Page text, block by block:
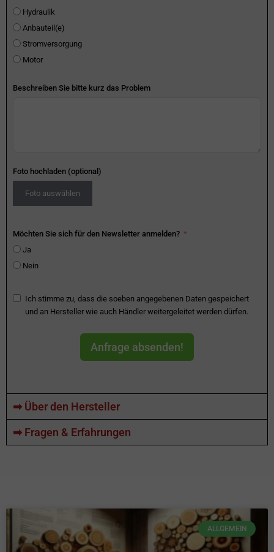
Hydraulik
Anbauteil(e)
Stromversorgung
Motor
Beschreiben Sie bitte kurz das Problem
Foto hochladen (optional)
Foto auswählen
Möchten Sie sich für den Newsletter anmelden?
Ja
Nein
Ich stimme zu, dass die soeben angegebenen Daten gespeichert
und an Hersteller wie auch Händler weitergeleitet werden dürfen.
Anfrage absenden!
➡ Über den Hersteller
➡ Fragen & Erfahrungen
ALLGEMEIN